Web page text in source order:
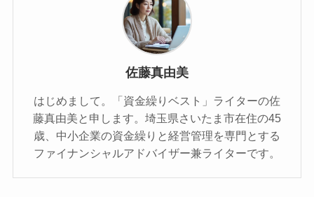
佐藤真由美
はじめまして。「資金繰りベスト」ライターの佐
藤真由美と申します。埼玉県さいたま市在住の45
歳、中小企業の資金繰りと経営管理を専門とする
ファイナンシャルアドバイザー兼ライターです。